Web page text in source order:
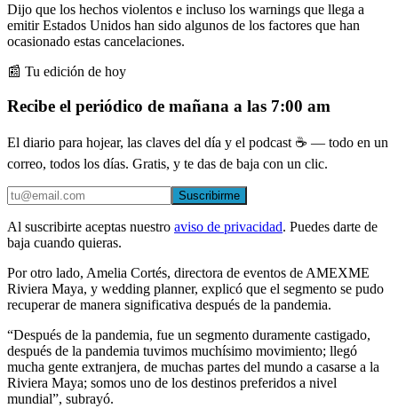
Dijo que los hechos violentos e incluso los warnings que llega a
emitir Estados Unidos han sido algunos de los factores que han
ocasionado estas cancelaciones.
📰 Tu edición de hoy
Recibe el periódico de mañana a las 7:00 am
El diario para hojear, las claves del día y el podcast ☕ — todo en un
correo, todos los días. Gratis, y te das de baja con un clic.
Suscribirme
Al suscribirte aceptas nuestro aviso de privacidad. Puedes darte de
baja cuando quieras.
Por otro lado, Amelia Cortés, directora de eventos de AMEXME
Riviera Maya, y wedding planner, explicó que el segmento se pudo
recuperar de manera significativa después de la pandemia.
“Después de la pandemia, fue un segmento duramente castigado,
después de la pandemia tuvimos muchísimo movimiento; llegó
mucha gente extranjera, de muchas partes del mundo a casarse a la
Riviera Maya; somos uno de los destinos preferidos a nivel
mundial”, subrayó.